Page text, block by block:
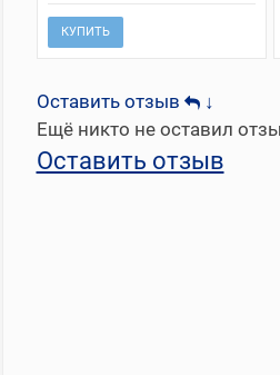
КУПИТЬ
Оставить отзыв
↓
Ещё никто не оставил
Оставить отзыв